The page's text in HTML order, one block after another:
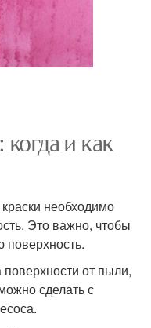
и как
необходимо
Это важно, чтобы
поверхность.
от пыли,
сделать с